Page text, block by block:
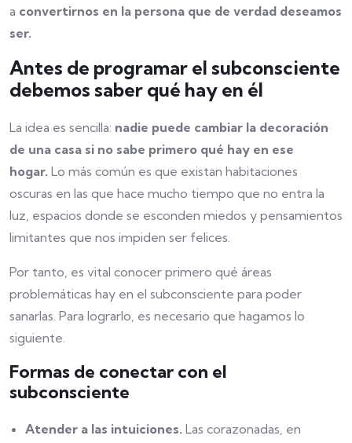
a convertirnos en la persona que de verdad deseamos
ser.
Antes de programar el subconsciente
debemos saber qué hay en él
La idea es sencilla: nadie puede cambiar la decoración
de una casa si no sabe primero qué hay en ese
hogar. Lo más común es que existan habitaciones
oscuras en las que hace mucho tiempo que no entra la
luz, espacios donde se esconden miedos y pensamientos
limitantes que nos impiden ser felices.
Por tanto, es vital conocer primero qué áreas
problemáticas hay en el subconsciente para poder
sanarlas. Para lograrlo, es necesario que hagamos lo
siguiente.
Formas de conectar con el
subconsciente
Atender a las intuiciones. Las corazonadas, en